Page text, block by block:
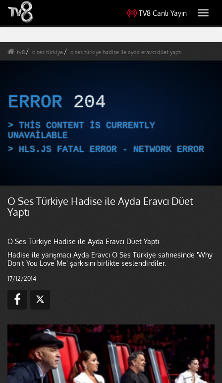
TV8 Canlı Yayın
tv8 o ses türkiye o ses türkiye hadise ile ayda eravcı düet yaptı
ERROR 204
THIS CONTENT IS CURRENTLY
UNAVAILABLE
HLS.JS FATAL ERROR - NETWORK ERROR
O Ses Türkiye Hadise ile Ayda Eravcı Düet
Yaptı
O Ses Türkiye Hadise ile Ayda Eravcı Düet Yaptı
Hadise ile yarışmacı Ayda Eravcı O Ses Türkiye sahnesinde 'Why
Don't You Love Me' şarkısını birlikte seslendirdiler.
17/12/2014